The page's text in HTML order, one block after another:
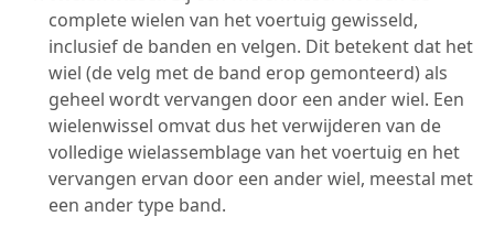
complete wielen van het voertuig gewisseld,
inclusief de banden en velgen. Dit betekent dat het
wiel (de velg met de band erop gemonteerd) als
geheel wordt vervangen door een ander wiel. Een
wielenwissel omvat dus het verwijderen van de
volledige wielassemblage van het voertuig en het
vervangen ervan door een ander wiel, meestal met
een ander type band.